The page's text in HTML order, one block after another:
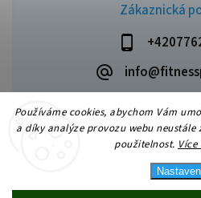
Používáme cookies, abychom Vám
a díky analýze provozu webu
použitelnost.
Zákaznická
Copyright 2026
VytvořilShoptet|